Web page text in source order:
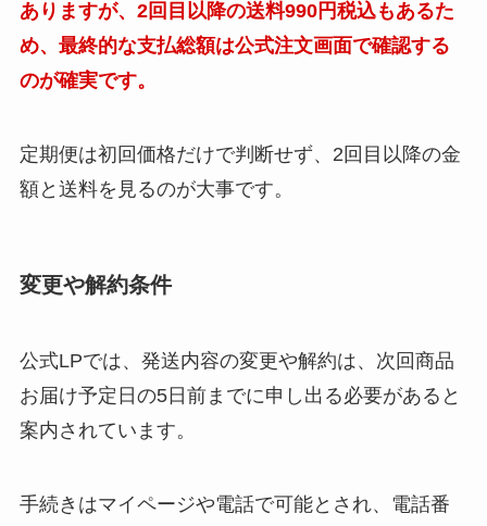
ありますが、2回目以降の送料990円税込もあるた
め、最終的な支払総額は公式注文画面で確認する
のが確実です。
定期便は初回価格だけで判断せず、2回目以降の金
額と送料を見るのが大事です。
変更や解約条件
公式LPでは、発送内容の変更や解約は、次回商品
お届け予定日の5日前までに申し出る必要があると
案内されています。
手続きはマイページや電話で可能とされ、電話番